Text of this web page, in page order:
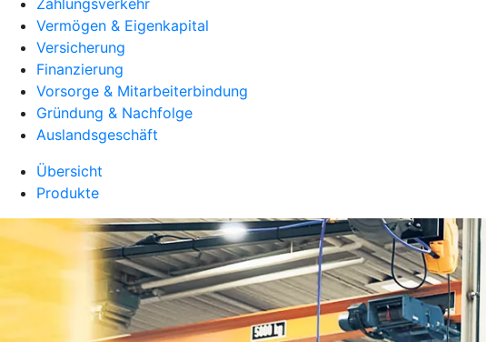
Zahlungsverkehr
Vermögen & Eigenkapital
Versicherung
Finanzierung
Vorsorge & Mitarbeiterbindung
Gründung & Nachfolge
Auslandsgeschäft
Übersicht
Produkte